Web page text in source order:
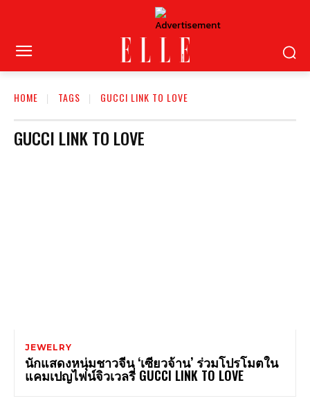
HOME TAGS GUCCI LINK TO LOVE
GUCCI LINK TO LOVE
JEWELRY
นักแสดงหนุ่มชาวจีน ‘เซียวจ้าน’ ร่วมโปรโมตใน
แคมเปญไฟน์จิวเวลรี่ GUCCI LINK TO LOVE